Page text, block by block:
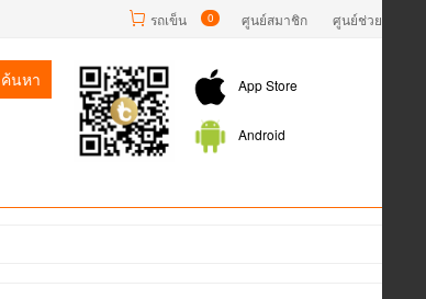
รถเข็น 0 ศูนย์สมาชิก ศูนย์ช่วยเหลือ
ค้นหา App Store
Android